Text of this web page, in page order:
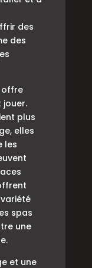
des
des
offre
jouer.
plus
elles
les
spas
une
et une